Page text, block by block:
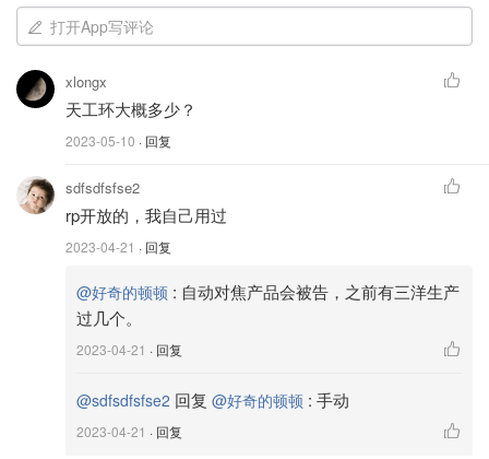
活着的历史 Voigtländer （福伦达）
具有重要地位的品牌。他们的产品以高品质、精湛的工艺和
优异的光学性能而著称。
1756年。创始人约翰·海因里希·沃克特兰德（Johann
Heinrich Voigtländer）在奥地利维也纳创立了这家公司。
哈哈哈。🌝🌝🌝
可谓是老牌帝国主义的欧洲贵族了，当时连德意志和奥匈都
没有， 还是哈布斯堡王朝的神圣罗马帝国时代。
这位老约翰可谓是老神罗正双头鹰旗的。
打开App写评论
xlongx
天工环大概多少？
2023-05-10 · 回复
sdfsdfsfse2
rp开放的，我自己用过
2023-04-21 · 回复
@好奇的顿顿 : 自动对焦产品会被告，之前有三洋生产
过几个。
2023-04-21 · 回复
@sdfsdfsfse2 回复 @好奇的顿顿 : 手动
2023-04-21 · 回复